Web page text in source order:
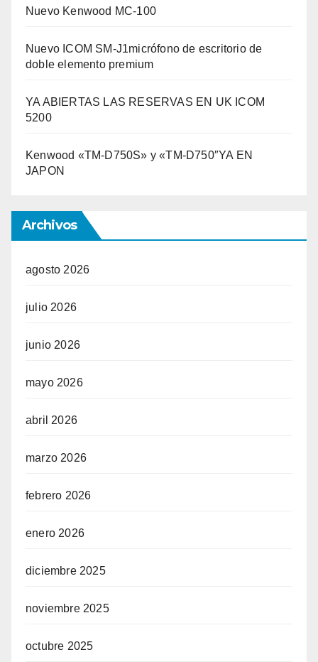
Nuevo Kenwood MC-100
Nuevo ICOM SM-J1micrófono de escritorio de
doble elemento premium
YA ABIERTAS LAS RESERVAS EN UK ICOM
5200
Kenwood «TM-D750S» y «TM-D750″YA EN
JAPON
Archivos
agosto 2026
julio 2026
junio 2026
mayo 2026
abril 2026
marzo 2026
febrero 2026
enero 2026
diciembre 2025
noviembre 2025
octubre 2025